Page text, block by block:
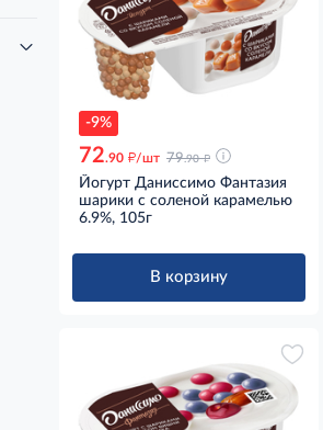
-9%
72.90 д/шт 79.90 д
Йогурт Даниссимо Фантазия
шарики с соленой карамелью
6.9%, 105г
В корзину